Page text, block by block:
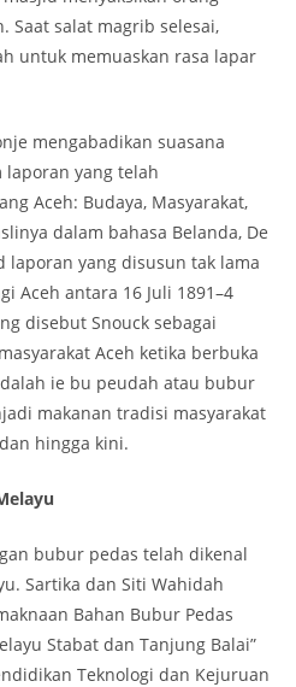
Saat salat magrib selesai,
untuk memuaskan rasa lapar
mengabadikan suasana
laporan yang telah
Aceh: Budaya, Masyarakat,
dalam bahasa Belanda, De
yang disusun tak lama
Aceh antara 16 Juli 1891–4
disebut Snouck sebagai
Aceh ketika berbuka
ie bu peudah atau bubur
makanan tradisi masyarakat
hingga kini.
bubur pedas telah dikenal
Sartika dan Siti Wahidah
Bahan Bubur Pedas
Stabat dan Tanjung Balai”
Teknologi dan Kejuruan